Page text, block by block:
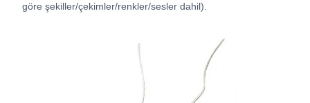
göre şekiller/çekimler/renkler/sesler dahil).